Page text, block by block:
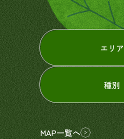
エリア
種別
MAP一覧へ